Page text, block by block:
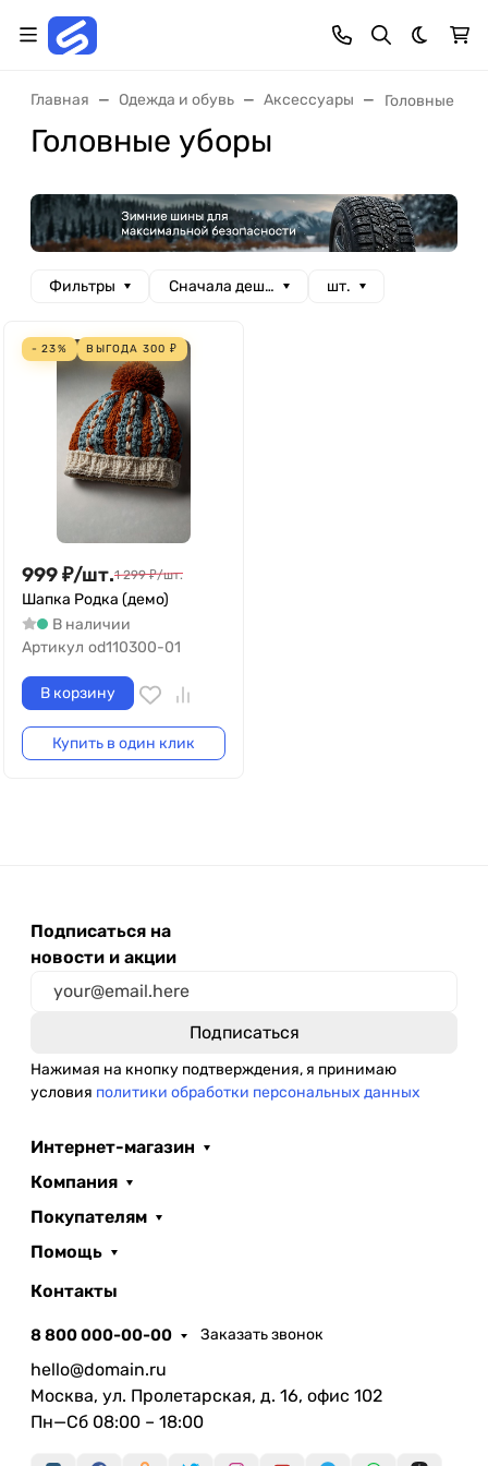
Темная
Главная Одежда и обувь Аксессуары Головные
Головные уборы
Фильтры Сначала дешевые шт.
- 23% ВЫГОДА 300 ₽
999₽/шт.1 299 ₽/шт.
Шапка Родка (демо)
В наличии
Артикул od110300-01
В корзину
Купить в один клик
Подписаться на
новости и акции
Нажимая на кнопку подтверждения, я принимаю
условия политики обработки персональных данных
Интернет-магазин
Компания
Покупателям
Помощь
Контакты
8 800 000-00-00 Заказать звонок
hello@domain.ru
Москва, ул. Пролетарская, д. 16, офис 102
Пн—Сб 08:00 – 18:00